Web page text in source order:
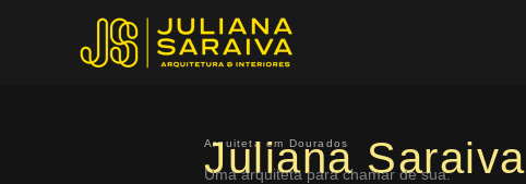
Arquiteta em Dourados
Juliana Saraiva
Uma arquiteta para chamar de sua.